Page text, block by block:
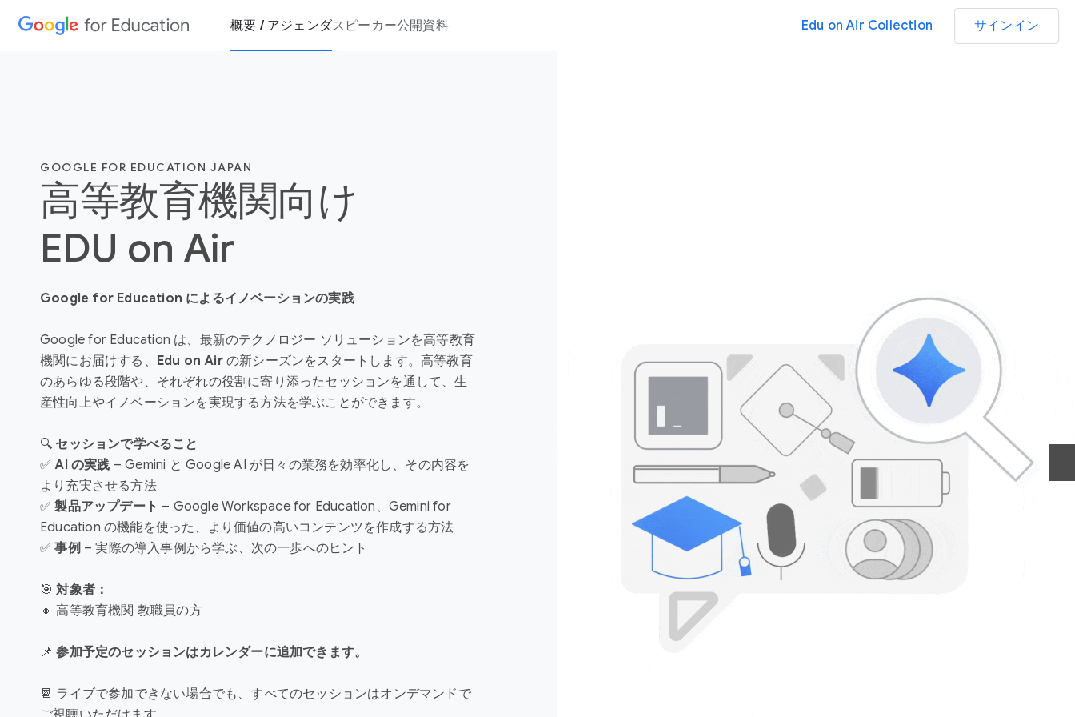
概要 / アジェンダスピーカー公開資料 Edu on Air Collection サインイン
GOOGLE FOR EDUCATION JAPAN
高等教育機関向け
EDU on Air
Google for Education によるイノベーションの実践
Google for Education は、最新のテクノロジー ソリューションを高等教育
機関にお届けする、 Edu on Airの新シーズンをスタートします。高等教育
のあらゆる段階や、それぞれの役割に寄り添ったセッションを通して、生
産性向上やイノベーションを実現する方法を学ぶことができます。
🔍 セッションで学べること
✅AI の実践 – Gemini と Google AI が日々の業務を効率化し、その内容を
より充実させる方法
✅製品アップデート – Google Workspace for Education、Gemini for
Education の機能を使った、より価値の高いコンテンツを作成する方法
✅事例 – 実際の導入事例から学ぶ、次の一歩へのヒント
🎯対象者：
🔸 高等教育機関 教職員の方
📌参加予定のセッションはカレンダーに追加できます。
📆 ライブで参加できない場合でも、すべてのセッションはオンデマンドで